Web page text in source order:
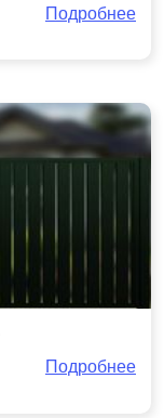
Подробнее
Подробнее